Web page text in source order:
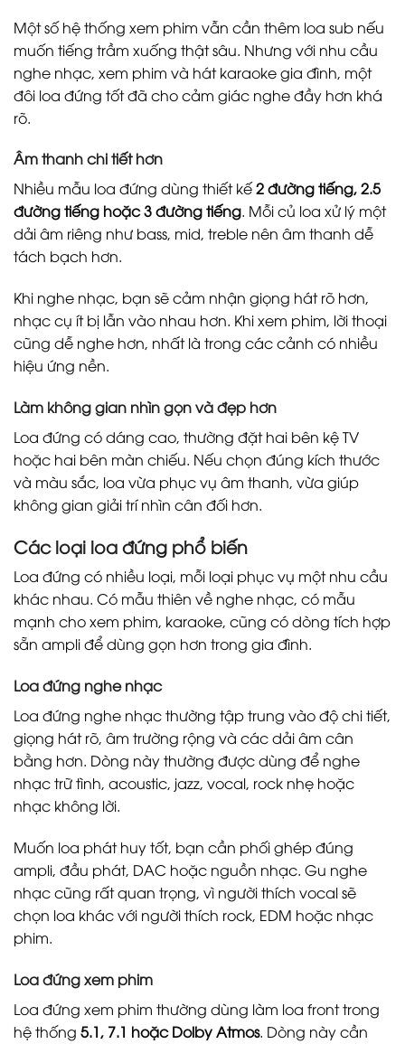
Một số hệ thống xem phim vẫn cần thêm loa sub nếu
muốn tiếng trầm xuống thật sâu. Nhưng với nhu cầu
nghe nhạc, xem phim và hát karaoke gia đình, một
đôi loa đứng tốt đã cho cảm giác nghe đầy hơn khá
rõ.
Âm thanh chi tiết hơn
Nhiều mẫu loa đứng dùng thiết kế2 đường tiếng, 2.5
đường tiếng hoặc 3 đường tiếng. Mỗi củ loa xử lý một
dải âm riêng như bass, mid, treble nên âm thanh dễ
tách bạch hơn.
Khi nghe nhạc, bạn sẽ cảm nhận giọng hát rõ hơn,
nhạc cụ ít bị lẫn vào nhau hơn. Khi xem phim, lời thoại
cũng dễ nghe hơn, nhất là trong các cảnh có nhiều
hiệu ứng nền.
Làm không gian nhìn gọn và đẹp hơn
Loa đứng có dáng cao, thường đặt hai bên kệ TV
hoặc hai bên màn chiếu. Nếu chọn đúng kích thước
và màu sắc, loa vừa phục vụ âm thanh, vừa giúp
không gian giải trí nhìn cân đối hơn.
Các loại loa đứng phổ biến
Loa đứng có nhiều loại, mỗi loại phục vụ một nhu cầu
khác nhau. Có mẫu thiên về nghe nhạc, có mẫu
mạnh cho xem phim, karaoke, cũng có dòng tích hợp
sẵn ampli để dùng gọn hơn trong gia đình.
Loa đứng nghe nhạc
Loa đứng nghe nhạc thường tập trung vào độ chi tiết,
giọng hát rõ, âm trường rộng và các dải âm cân
bằng hơn. Dòng này thường được dùng để nghe
nhạc trữ tình, acoustic, jazz, vocal, rock nhẹ hoặc
nhạc không lời.
Muốn loa phát huy tốt, bạn cần phối ghép đúng
ampli, đầu phát, DAC hoặc nguồn nhạc. Gu nghe
nhạc cũng rất quan trọng, vì người thích vocal sẽ
chọn loa khác với người thích rock, EDM hoặc nhạc
phim.
Loa đứng xem phim
Loa đứng xem phim thường dùng làm loa front trong
hệ thống 5.1, 7.1 hoặc Dolby Atmos. Dòng này cần